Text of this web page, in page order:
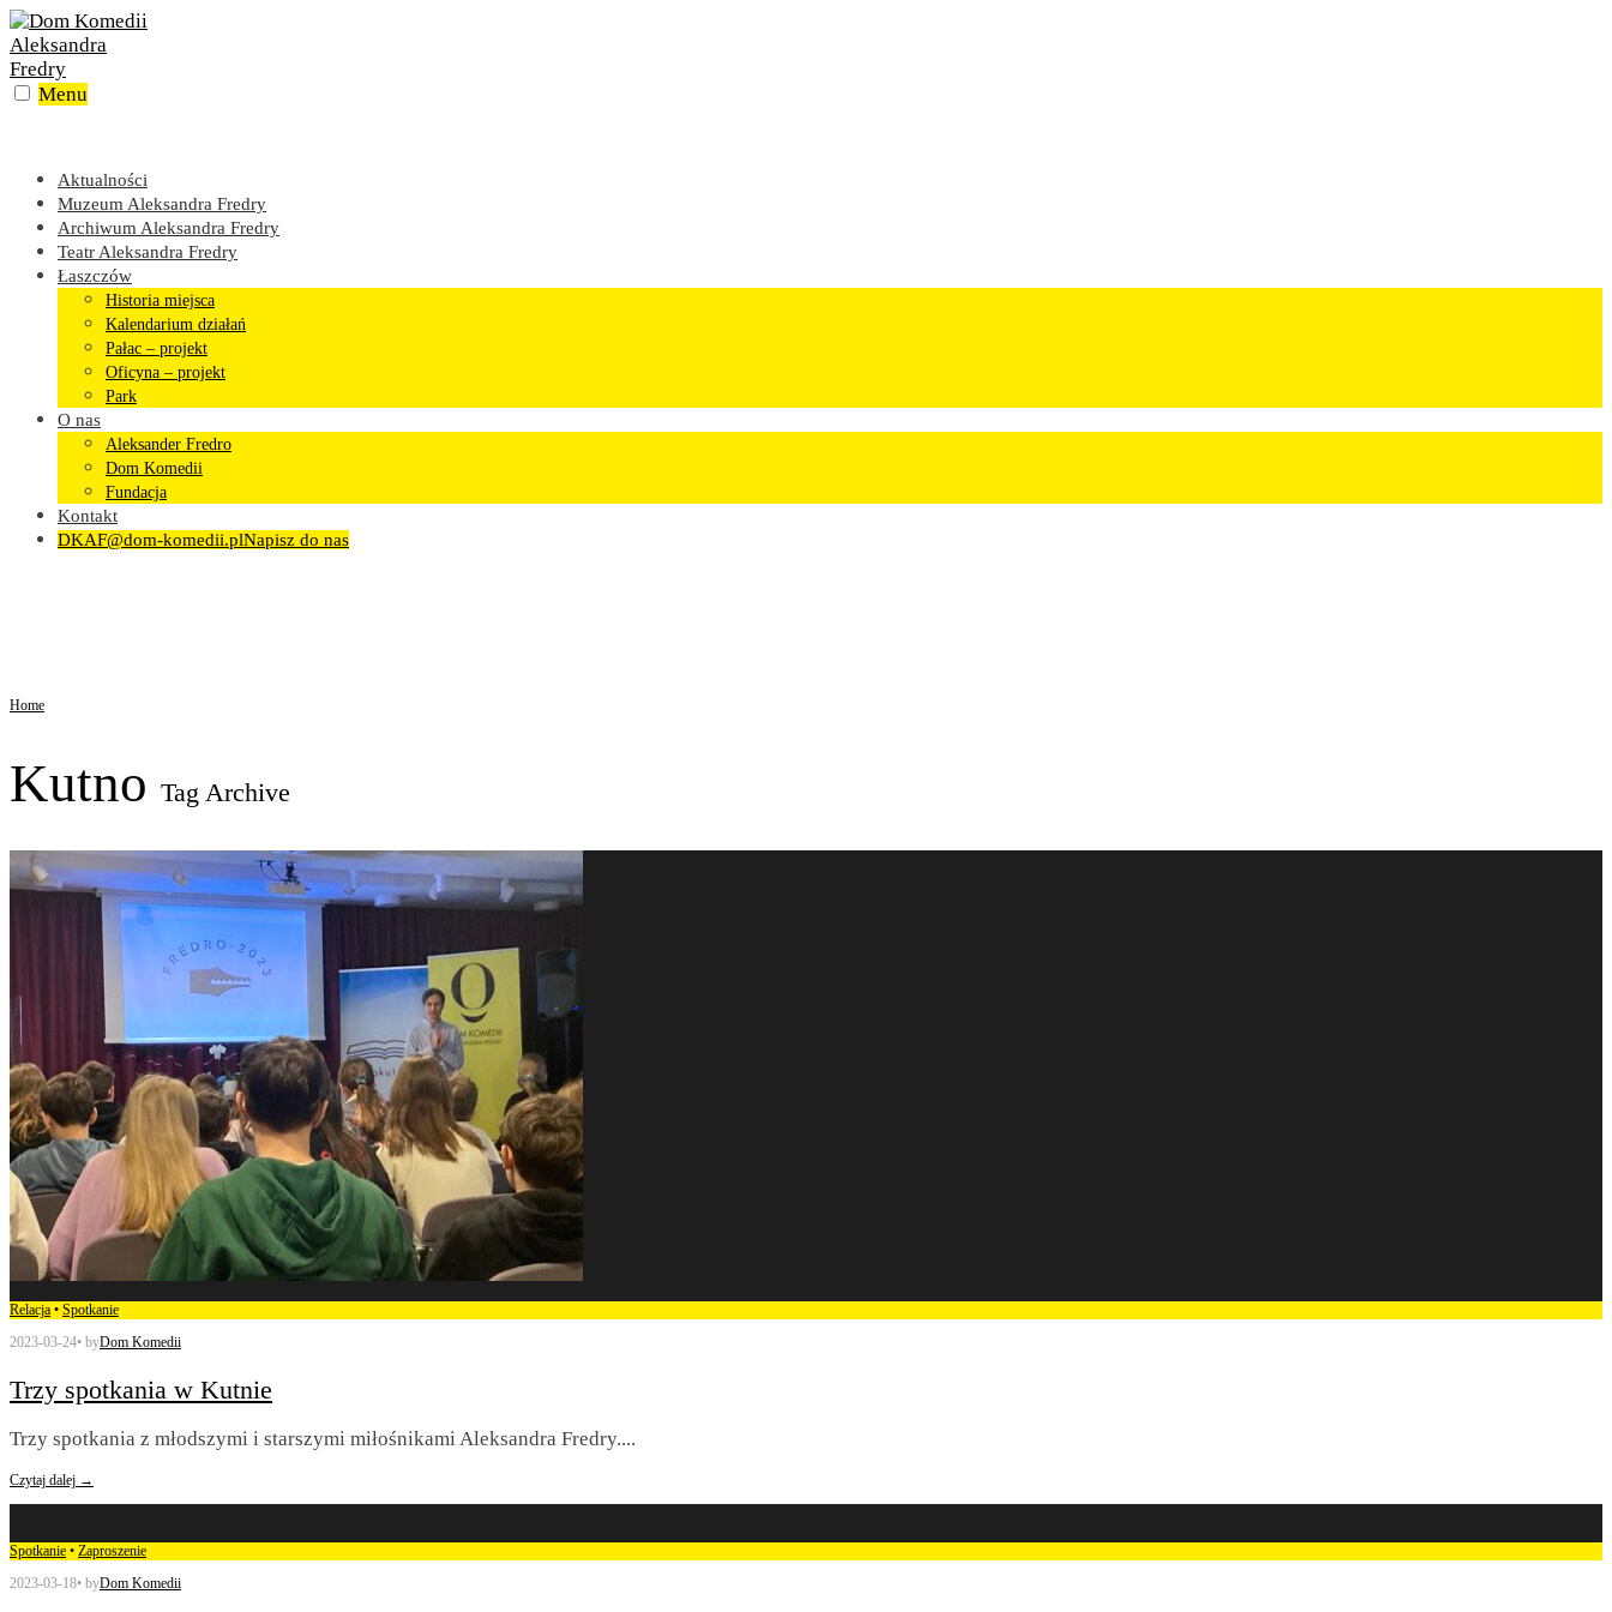
Skip
to
content
Menu
Aktualności
Muzeum Aleksandra Fredry
Archiwum Aleksandra Fredry
Teatr Aleksandra Fredry
Łaszczów
Historia miejsca
Kalendarium działań
Pałac – projekt
Oficyna – projekt
Park
O nas
Aleksander Fredro
Dom Komedii
Fundacja
Kontakt
DKAF@dom-komedii.plNapisz do nas
Home
Kutno Tag Archive
Relacja • Spotkanie
2023-03-24• byDom Komedii
Trzy spotkania w Kutnie
Trzy spotkania z młodszymi i starszymi miłośnikami Aleksandra Fredry....
Czytaj dalej →
Spotkanie • Zaproszenie
2023-03-18• byDom Komedii